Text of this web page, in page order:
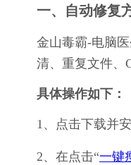
一、自动修复
金山毒霸-电脑
清、重复文件、
具体操作如下：
1、点击下载并
2、在点击“一键